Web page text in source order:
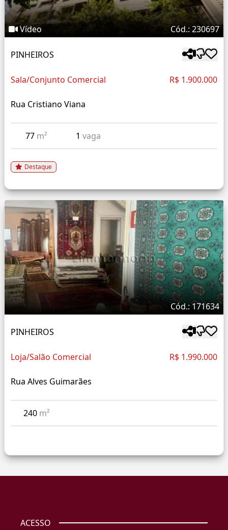
Vídeo Cód.: 230697
PINHEIROS
Sala/Conjunto Comercial R$ 1.900.000
Rua Cristiano Viana
77 m² 1 vaga
Destaque
Cód.: 171634
PINHEIROS
Loja/Salão Comercial R$ 1.990.000
Rua Alves Guimarães
240 m²
ACESSO